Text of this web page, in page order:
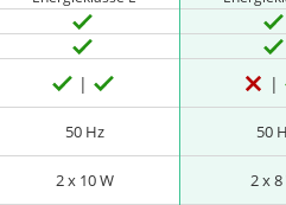
50 Hz 50
2 x 10 W 2 x 8